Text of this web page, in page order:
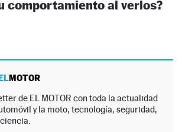
comportamiento al verlos?
MOTOR
de EL MOTOR con toda la actualidad
y la moto, tecnología, seguridad,